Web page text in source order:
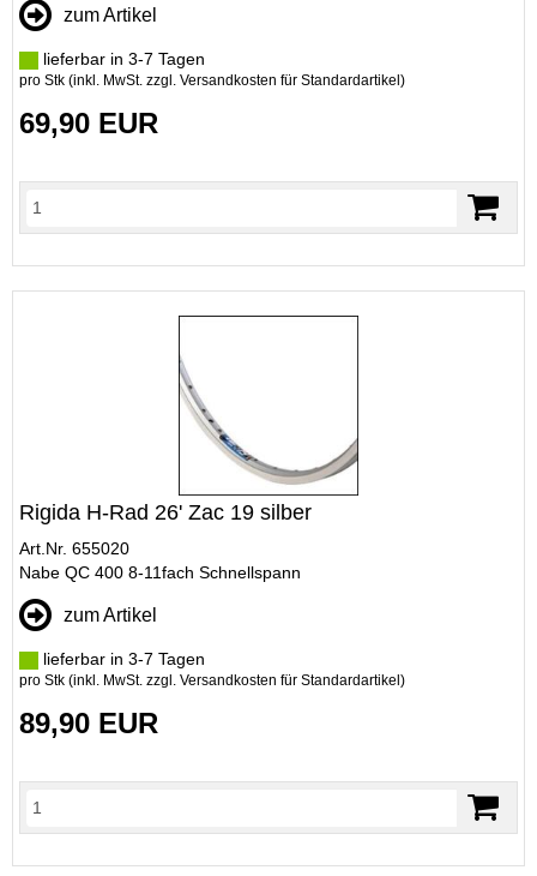
zum Artikel
lieferbar in 3-7 Tagen
pro Stk (inkl. MwSt. zzgl. Versandkosten für Standardartikel )
69,90 EUR
Rigida H-Rad 26' Zac 19 silber
Art.Nr. 655020
Nabe QC 400 8-11fach Schnellspann
zum Artikel
lieferbar in 3-7 Tagen
pro Stk (inkl. MwSt. zzgl. Versandkosten für Standardartikel )
89,90 EUR